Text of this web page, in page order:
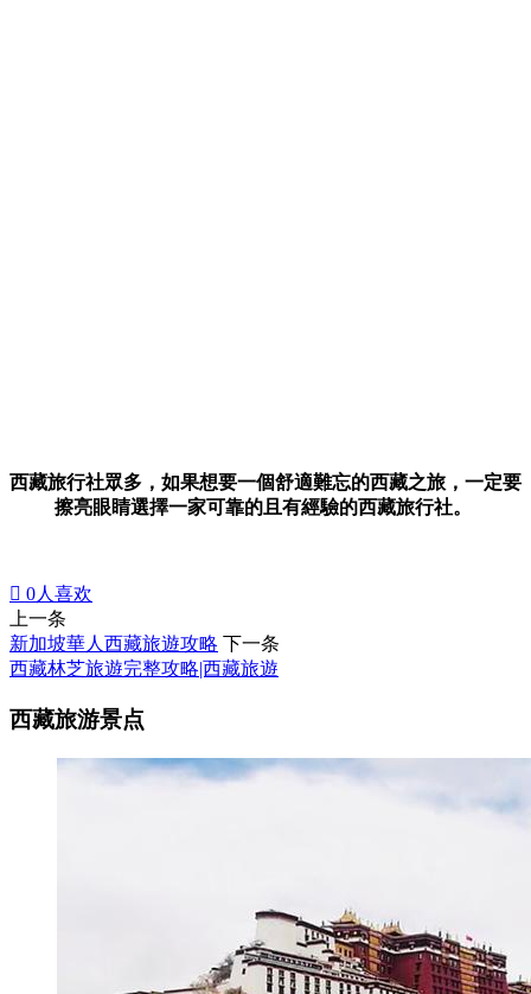
西藏旅行社眾多，如果想要一個舒適難忘的西藏之旅，一定要
擦亮眼睛選擇一家可靠的且有經驗的西藏旅行社。
 0人喜欢
上一条
新加坡華人西藏旅遊攻略 下一条
西藏林芝旅遊完整攻略|西藏旅遊
西藏旅游景点